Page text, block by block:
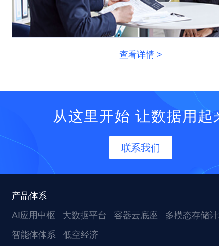
查看详情 >
从这里开始 让数据用起
联系我们
产品体系
AI应用中枢
大数据平台 容器云底座
多模态存储
智能体体系
低空经济